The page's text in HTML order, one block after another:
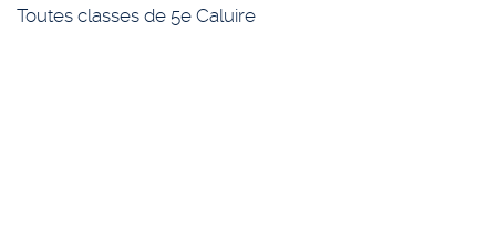
Toutes classes de 5e Caluire